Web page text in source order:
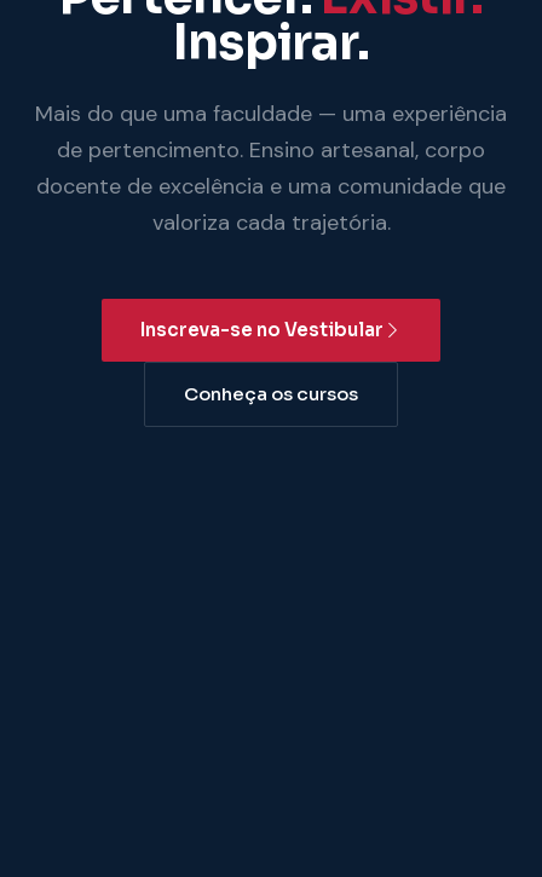
Inspirar.
Mais do que uma faculdade — uma experiência
de pertencimento. Ensino artesanal, corpo
docente de excelência e uma comunidade que
valoriza cada trajetória.
Inscreva-se no Vestibular
Conheça os cursos